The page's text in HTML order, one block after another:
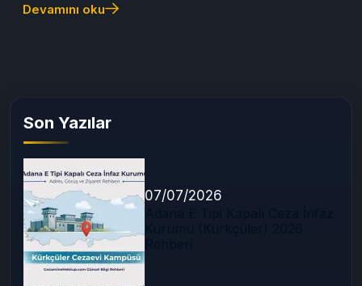
Devamını oku
Son Yazılar
07/07/2026